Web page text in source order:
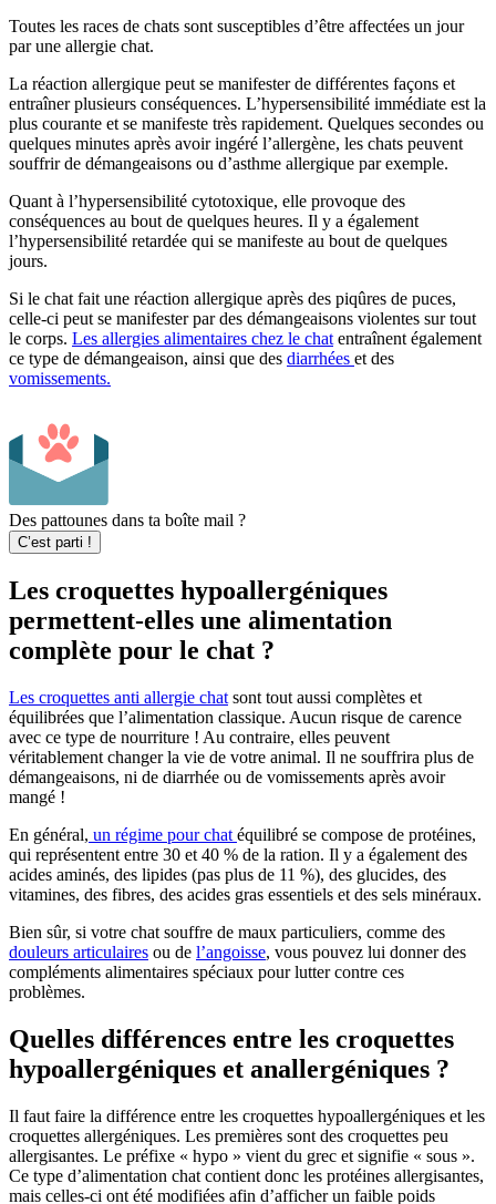
Toutes les races de chats sont susceptibles d’être affectées un jour
par une allergie chat.
La réaction allergique peut se manifester de différentes façons et
entraîner plusieurs conséquences. L’hypersensibilité immédiate est la
plus courante et se manifeste très rapidement. Quelques secondes ou
quelques minutes après avoir ingéré l’allergène, les chats peuvent
souffrir de démangeaisons ou d’asthme allergique par exemple.
Quant à l’hypersensibilité cytotoxique, elle provoque des
conséquences au bout de quelques heures. Il y a également
l’hypersensibilité retardée qui se manifeste au bout de quelques
jours.
Si le chat fait une réaction allergique après des piqûres de puces,
celle-ci peut se manifester par des démangeaisons violentes sur tout
le corps. Les allergies alimentaires chez le chat entraînent également
ce type de démangeaison, ainsi que des diarrhées et des
vomissements.
Des pattounes dans ta boîte mail ?
C’est parti !
Les croquettes hypoallergéniques
permettent-elles une alimentation
complète pour le chat ?
Les croquettes anti allergie chat sont tout aussi complètes et
équilibrées que l’alimentation classique. Aucun risque de carence
avec ce type de nourriture ! Au contraire, elles peuvent
véritablement changer la vie de votre animal. Il ne souffrira plus de
démangeaisons, ni de diarrhée ou de vomissements après avoir
mangé !
En général, un régime pour chat équilibré se compose de protéines,
qui représentent entre 30 et 40 % de la ration. Il y a également des
acides aminés, des lipides (pas plus de 11 %), des glucides, des
vitamines, des fibres, des acides gras essentiels et des sels minéraux.
Bien sûr, si votre chat souffre de maux particuliers, comme des
douleurs articulaires ou de l’angoisse, vous pouvez lui donner des
compléments alimentaires spéciaux pour lutter contre ces
problèmes.
Quelles différences entre les croquettes
hypoallergéniques et anallergéniques ?
Il faut faire la différence entre les croquettes hypoallergéniques et les
croquettes allergéniques. Les premières sont des croquettes peu
allergisantes. Le préfixe « hypo » vient du grec et signifie « sous ».
Ce type d’alimentation chat contient donc les protéines allergisantes,
mais celles-ci ont été modifiées afin d’afficher un faible poids